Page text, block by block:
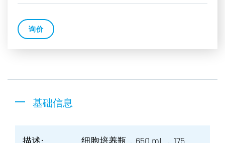
询价
基础信息
描述:
细胞培养瓶，650 mL，175